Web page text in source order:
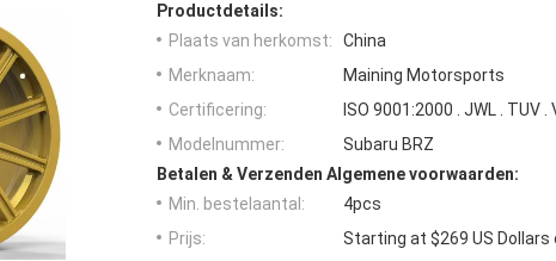
Productdetails:
Plaats van herkomst:
China
Merknaam:
Maining Motorsports
Certificering:
ISO 9001:2000 . JWL . TUV .
Modelnummer:
Subaru BRZ
Betalen & Verzenden Algemene voorwaarden:
Min. bestelaantal:
4pcs
Prijs:
Starting at $269 US Dollars